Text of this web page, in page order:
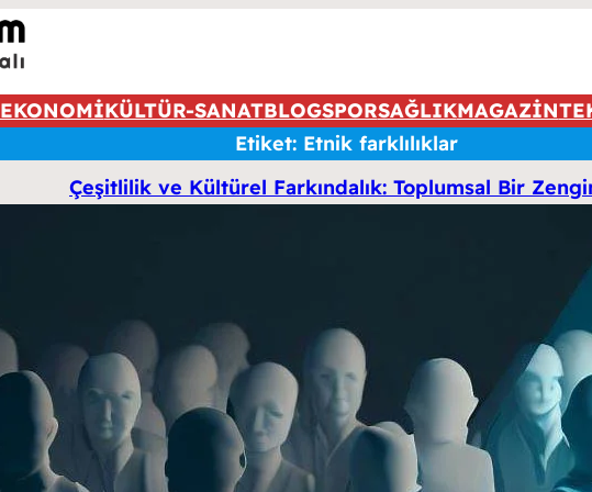
EKONOMİKÜLTÜR-SANATBLOGSPORSAĞLIKMAGAZİN
Etiket: Etnik farklılıklar
Çeşitlilik ve Kültürel Farkındalık: Toplumsal Bir